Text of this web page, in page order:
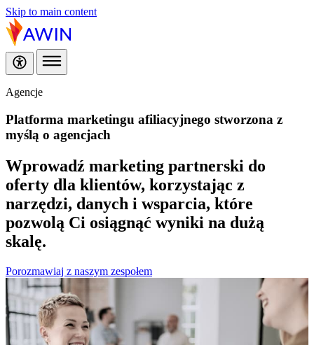
Skip to main content
Agencje
Platforma marketingu afiliacyjnego stworzona z
myślą o agencjach
Wprowadź marketing partnerski do
oferty dla klientów, korzystając z
narzędzi, danych i wsparcia, które
pozwolą Ci osiągnąć wyniki na dużą
skalę.
Porozmawiaj z naszym zespołem